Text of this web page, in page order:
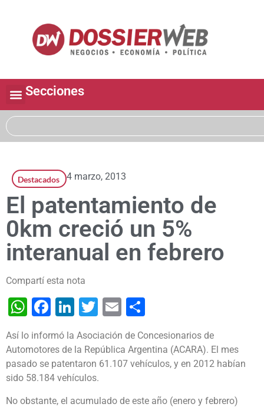
Secciones
Destacados 4 marzo, 2013
El patentamiento de
0km creció un 5%
interanual en febrero
Compartí esta nota
WhatsApp
Facebook
LinkedIn
Twitter
Email
Así lo informó la Asociación de Concesionarios de
Automotores de la República Argentina (ACARA). El mes
pasado se patentaron 61.107 vehículos, y en 2012 habían
sido 58.184 vehículos.
No obstante, el acumulado de este año (enero y febrero)